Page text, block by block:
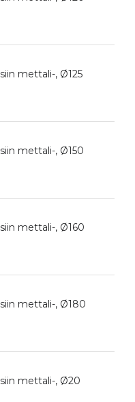
mettali-, Ø125
mettali-, Ø150
mettali-, Ø160
mettali-, Ø180
mettali-, Ø20